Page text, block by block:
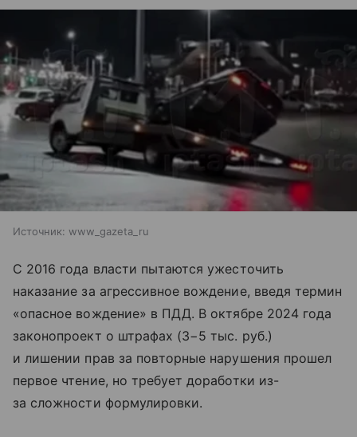
Источник: www_gazeta_ru
С 2016 года власти пытаются ужесточить
наказание за агрессивное вождение, введя термин
«опасное вождение» в ПДД. В октябре 2024 года
законопроект о штрафах (3−5 тыс. руб.)
и лишении прав за повторные нарушения прошел
первое чтение, но требует доработки из-
за сложности формулировки.